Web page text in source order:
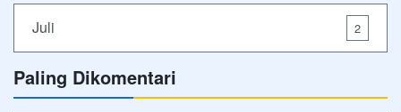
Juli 2
Paling Dikomentari